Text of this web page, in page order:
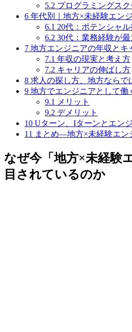
5.2 プログラミングス
6 年代別｜地方×未経験エン
6.1 20代：ポテンシャ
6.2 30代：業務経験が
7 地方エンジニアの年収とキ
7.1 年収の現実と考え方
7.2 キャリアの伸ばし方
8 求人の探し方、地方ならで
9 地方でエンジニアとして働
9.1
メリット
9.2 デメリット
10 Uターン、Iターンとエン
11 まとめ―地方×未経験エン
なぜ今「地方×未経験
目されているのか